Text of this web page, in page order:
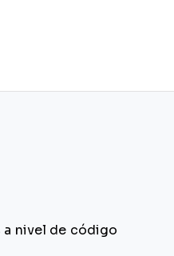
a nivel de código